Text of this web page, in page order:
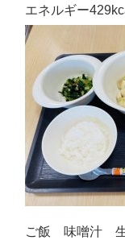
エネルギー
ご飯 味噌汁 生